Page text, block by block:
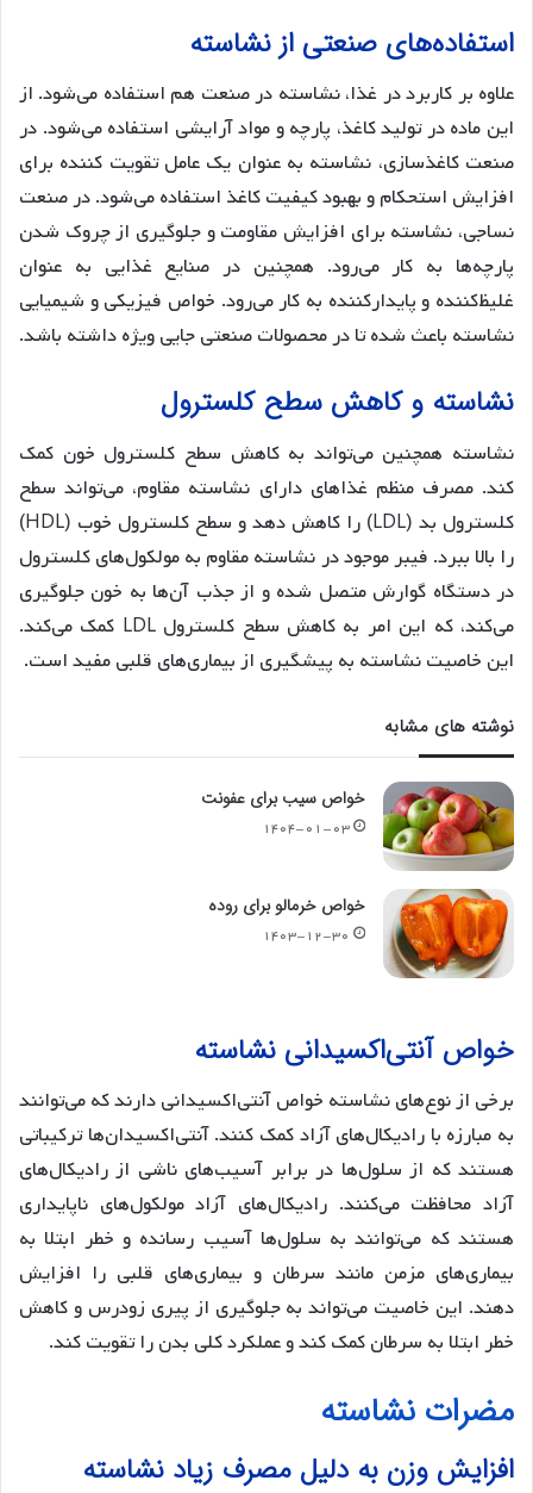
استفاده‌های صنعتی از نشاسته
علاوه بر کاربرد در غذا، نشاسته در صنعت هم استفاده می‌شود. از
این ماده در تولید کاغذ، پارچه و مواد آرایشی استفاده می‌شود. در
صنعت کاغذسازی، نشاسته به عنوان یک عامل تقویت کننده برای
افزایش استحکام و بهبود کیفیت کاغذ استفاده می‌شود. در صنعت
نساجی، نشاسته برای افزایش مقاومت و جلوگیری از چروک شدن
پارچه‌ها به کار می‌رود. همچنین در صنایع غذایی به عنوان
غلیظ‌کننده و پایدارکننده به کار می‌رود. خواص فیزیکی و شیمیایی
نشاسته باعث شده تا در محصولات صنعتی جایی ویژه داشته باشد.
نشاسته و کاهش سطح کلسترول
نشاسته همچنین می‌تواند به کاهش سطح کلسترول خون کمک
کند. مصرف منظم غذاهای دارای نشاسته مقاوم، می‌تواند سطح
کلسترول بد (LDL) را کاهش دهد و سطح کلسترول خوب (HDL)
را بالا ببرد. فیبر موجود در نشاسته مقاوم به مولکول‌های کلسترول
در دستگاه گوارش متصل شده و از جذب آن‌ها به خون جلوگیری
می‌کند، که این امر به کاهش سطح کلسترول LDL کمک می‌کند.
این خاصیت نشاسته به پیشگیری از بیماری‌های قلبی مفید است.
نوشته های مشابه
خواص سیب برای عفونت
۱۴۰۴-۰۱-۰۳
خواص خرمالو برای روده
۱۴۰۳-۱۲-۳۰
خواص آنتی‌اکسیدانی نشاسته
برخی از نوع‌های نشاسته خواص آنتی‌اکسیدانی دارند که می‌توانند
به مبارزه با رادیکال‌های آزاد کمک کنند. آنتی‌اکسیدان‌ها ترکیباتی
هستند که از سلول‌ها در برابر آسیب‌های ناشی از رادیکال‌های
آزاد محافظت می‌کنند. رادیکال‌های آزاد مولکول‌های ناپایداری
هستند که می‌توانند به سلول‌ها آسیب رسانده و خطر ابتلا به
بیماری‌های مزمن مانند سرطان و بیماری‌های قلبی را افزایش
دهند. این خاصیت می‌تواند به جلوگیری از پیری زودرس و کاهش
خطر ابتلا به سرطان کمک کند و عملکرد کلی بدن را تقویت کند.
مضرات نشاسته
افزایش وزن به دلیل مصرف زیاد نشاسته